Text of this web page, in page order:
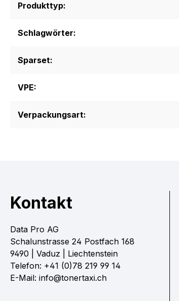
Produkttyp:
Schlagwörter:
Sparset:
VPE:
Verpackungsart:
Kontakt
Data Pro AG
Schalunstrasse 24 Postfach 168
9490 | Vaduz | Liechtenstein
Telefon: +41 (0)78 219 99 14
E-Mail: info@tonertaxi.ch